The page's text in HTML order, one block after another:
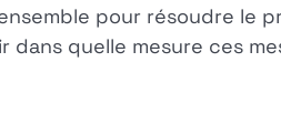
pour résoudre le
dans quelle mesure ces